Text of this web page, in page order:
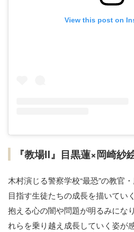
View this post on
『教場II』目黒蓮×岡崎紗
木村演じる警察学校“最恐”の教官
目指す生徒たちの成長を描いてい
抱える心の闇や問題が明るみにな
れらを乗り越え成長していく姿が